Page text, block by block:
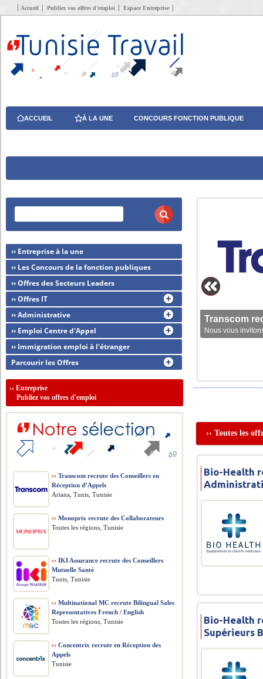
Accueil Publiez vos offres d’emploi Espace Entreprise
ACCUEIL À LA UNE CONCOURS FONCTION PUBLIQUE
Transcom
Nous vous
›› Toutes les
Bio-Health
Bio-Health
Supérieurs
›› Entreprise à la une
›› Les Concours de la fonction publiques
›› Offres des Secteurs Leaders
›› Offres IT
›› Administrative
›› Emploi Centre d'Appel
›› Immigration emploi à l'étranger
Parcourir les Offres
››Entreprise
Publiez vos offres d'emploi
›› Transcom recrute des Conseillers en
Réception d’Appels
Ariana, Tunis, Tunisie
›› Monoprix recrute des Collaborateurs
Toutes les régions, Tunisie
›› IKI Assurance recrute des Conseillers
Mutuelle Santé
Tunis, Tunisie
›› Multinational MC recrute Bilingual Sales
Representatives French / English
Toutes les régions, Tunisie
›› Concentrix recrute en Réception des
Appels
Tunisie